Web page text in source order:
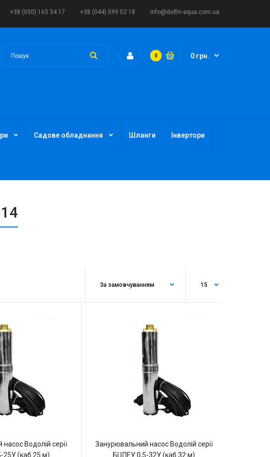
+38 (050) 165 34 17 +38 (044) 599 52 18 info@delfin-aqua.com.ua
0 0 грн.
Садове обладнання Шланги Інвертори
Водолій серії
25У (каб.25 м)
Занурювальний насос Водолій серії
БЦПЕУ 0,5-32У (каб.32 м)